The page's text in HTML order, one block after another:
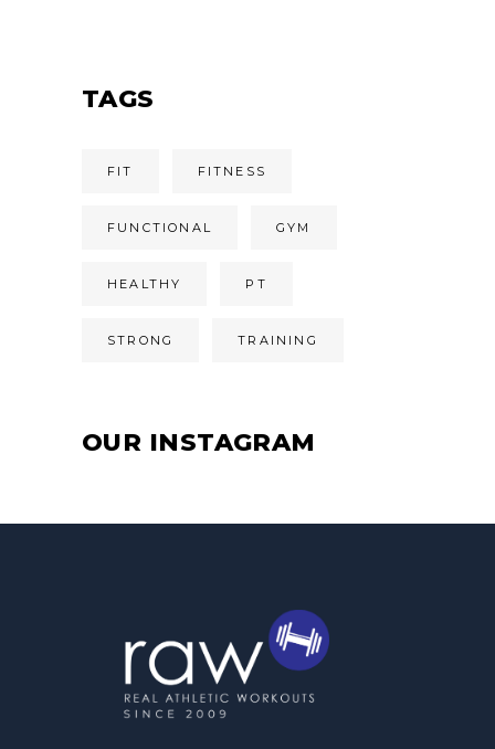
TAGS
FIT FITNESS
FUNCTIONAL GYM
HEALTHY PT
STRONG TRAINING
OUR INSTAGRAM